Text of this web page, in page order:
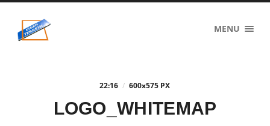
eigenzinnig
terrein
MENU
22:16 / 600x575 PX
LOGO_WHITEMAP